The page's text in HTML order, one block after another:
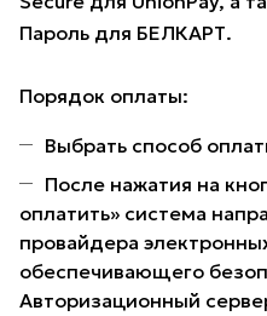
Пароль для БЕЛКАРТ.
Порядок оплаты:
Выбрать способ
После нажатия на
оплатить» система
провайдера
обеспечивающего
Авторизационный